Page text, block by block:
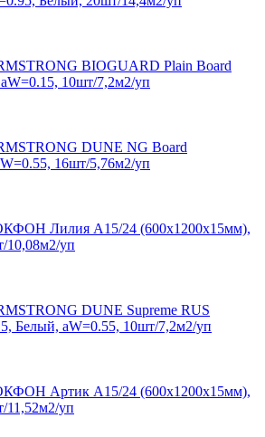
BIOGUARD Plain Board
10шт/7,2м2/уп
DUNE NG Board
16шт/5,76м2/уп
Лилия A15/24 (600х1200x15мм),
10,08м2/уп
DUNE Supreme RUS
Белый, aW=0.55, 10шт/7,2м2/уп
Артик A15/24 (600х1200x15мм),
11,52м2/уп